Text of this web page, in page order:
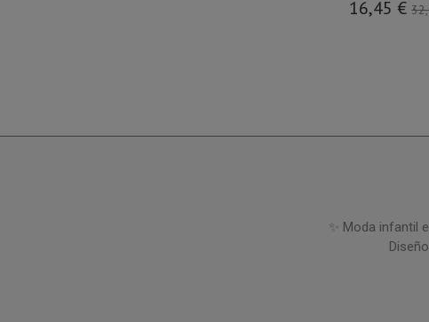
16,45 €
✨ Moda infantil